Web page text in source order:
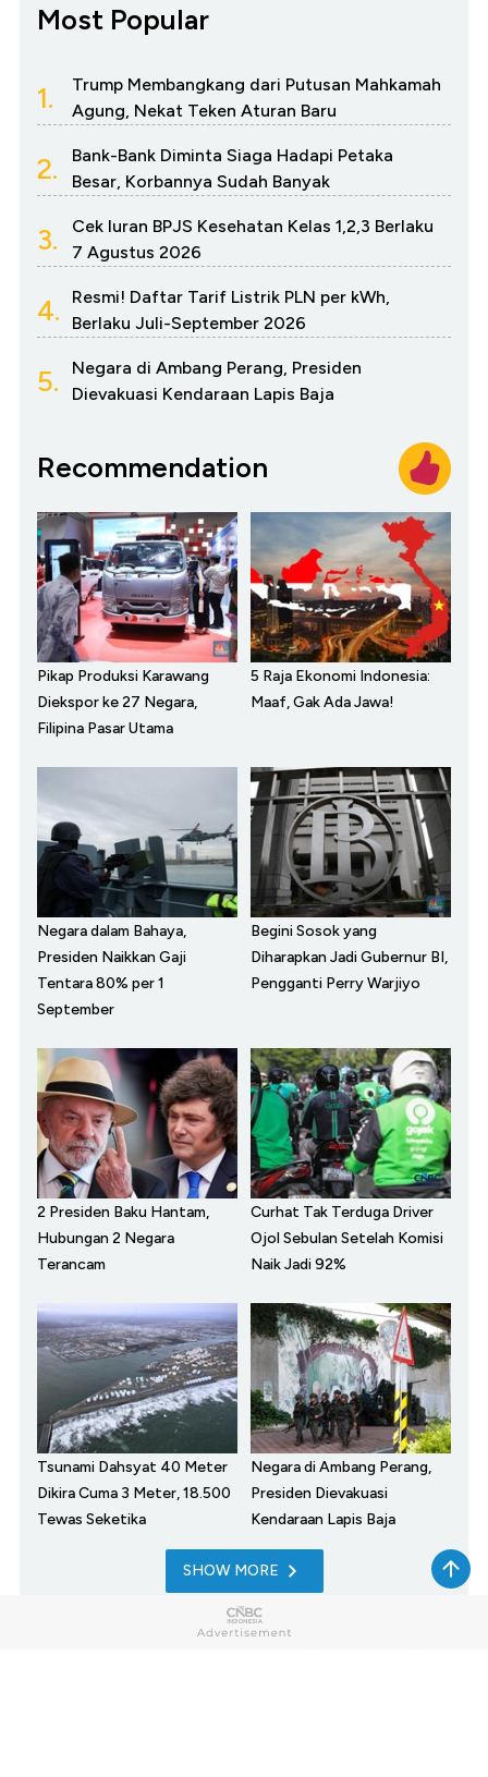
Most Popular
1.
Trump Membangkang dari Putusan Mahkamah
Agung, Nekat Teken Aturan Baru
2.
Bank-Bank Diminta Siaga Hadapi Petaka
Besar, Korbannya Sudah Banyak
3.
Cek Iuran BPJS Kesehatan Kelas 1,2,3 Berlaku
7 Agustus 2026
4.
Resmi! Daftar Tarif Listrik PLN per kWh,
Berlaku Juli-September 2026
5.
Negara di Ambang Perang, Presiden
Dievakuasi Kendaraan Lapis Baja
Recommendation
Pikap Produksi Karawang
Diekspor ke 27 Negara,
Filipina Pasar Utama
5 Raja Ekonomi Indonesia:
Maaf, Gak Ada Jawa!
Negara dalam Bahaya,
Presiden Naikkan Gaji
Tentara 80% per 1
September
Begini Sosok yang
Diharapkan Jadi Gubernur BI,
Pengganti Perry Warjiyo
2 Presiden Baku Hantam,
Hubungan 2 Negara
Terancam
Curhat Tak Terduga Driver
Ojol Sebulan Setelah Komisi
Naik Jadi 92%
Tsunami Dahsyat 40 Meter
Dikira Cuma 3 Meter, 18.500
Tewas Seketika
Negara di Ambang Perang,
Presiden Dievakuasi
Kendaraan Lapis Baja
SHOW MORE